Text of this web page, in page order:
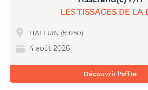
LES TISSAGES DE LA
HALLUIN (59250)
4 août 2026
Découvrir l'offre